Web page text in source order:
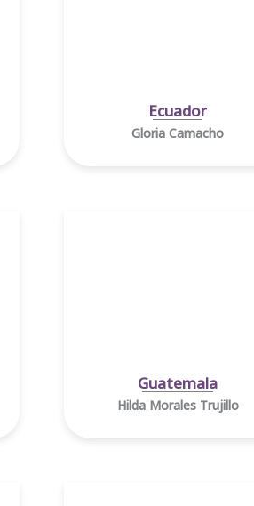
Ecuador
Gloria Camacho
Guatemala
Hilda Morales Trujillo